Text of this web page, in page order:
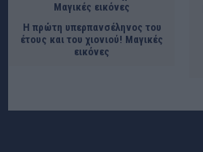
Η πρώτη υπερπανσέληνος του
έτους και του χιονιού! Μαγικές
εικόνες